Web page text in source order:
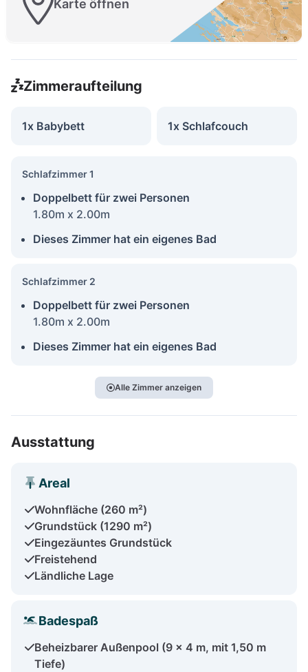
Karte öffnen
Zimmeraufteilung
1x Babybett 1x Schlafcouch
Schlafzimmer 1
Doppelbett für zwei Personen
1.80m x 2.00m
Dieses Zimmer hat ein eigenes Bad
Schlafzimmer 2
Doppelbett für zwei Personen
1.80m x 2.00m
Dieses Zimmer hat ein eigenes Bad
Alle Zimmer anzeigen
Ausstattung
Areal
Wohnfläche (260 m²)
Grundstück (1290 m²)
Eingezäuntes Grundstück
Freistehend
Ländliche Lage
Badespaß
Beheizbarer Außenpool (9 x 4 m, mit 1,50 m
Tiefe)